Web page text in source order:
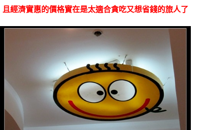
且經濟實惠的價格實在是太適合貪吃又想省錢的旅人了